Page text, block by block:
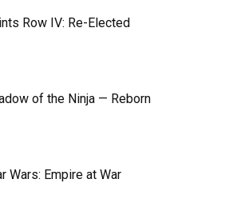
Row IV: Re-Elected
of the Ninja — Reborn
Wars: Empire at War